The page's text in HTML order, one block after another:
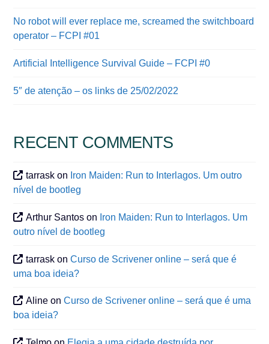
No robot will ever replace me, screamed the switchboard
operator – FCPI #01
Artificial Intelligence Survival Guide – FCPI #0
5″ de atenção – os links de 25/02/2022
RECENT COMMENTS
tarrask on Iron Maiden: Run to Interlagos. Um outro
nível de bootleg
Arthur Santos on Iron Maiden: Run to Interlagos. Um
outro nível de bootleg
tarrask onCurso de Scrivener online – será que é
uma boa ideia?
Aline onCurso de Scrivener online – será que é uma
boa ideia?